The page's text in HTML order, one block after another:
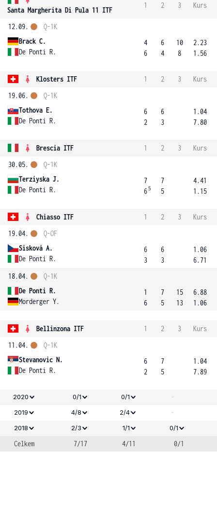
Santa Margherita Di Pula 11 ITF
1 2 3 Kurs
12.09.
Brack C.
De Ponti R.
Q-1K
4
6
6
4
10
8
2.23
1.56
Klosters ITF 1 2 3
Kurs
19.06.
Tothova E.
De Ponti R.
Q-1K
6
2
6
3
1.04
7.80
Brescia ITF 1 2 3
Kurs
30.05.
Terziyska J.
De Ponti R.
Q-1K
7
6 5
7
5
4.41
1.15
Chiasso ITF 1 2 3
Kurs
19.04.
Sisková A.
De Ponti R.
Q-OF
6
3
6
3
1.06
6.71
18.04.
De Ponti R.
Morderger Y.
Q-1K
1
6
7
5
15
13
6.88
1.06
Bellinzona ITF 1 2 3
Kurs
11.04.
Stevanovic N.
De Ponti R.
Q-1K
6
2
7
5
1.04
7.89
2020 0/1 0/1 -
2019 4/8 2/4 -
2018
2/3 1/1 0/1
Celkem 7/17 4/11 0/1